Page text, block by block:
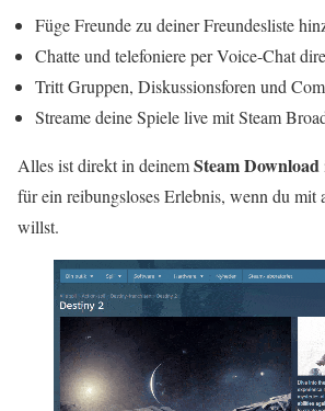
Füge Freunde zu deiner Freundesliste
Chatte und telefoniere per Voice-Chat
Tritt Gruppen, Diskussionsforen und
Streame deine Spiele live mit Steam
Alles ist direkt in deinemSteam Download
für ein reibungsloses Erlebnis, wenn du mit
willst.